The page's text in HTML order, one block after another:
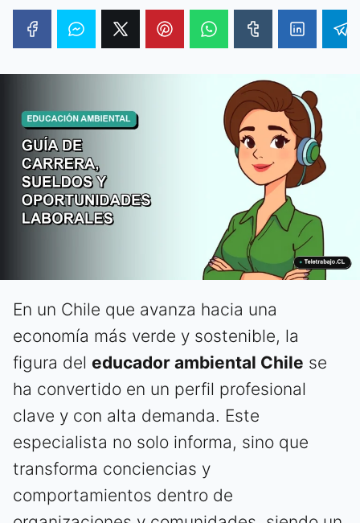
En un Chile que avanza hacia una
economía más verde y sostenible, la
figura del educador ambiental Chile se
ha convertido en un perfil profesional
clave y con alta demanda. Este
especialista no solo informa, sino que
transforma conciencias y
comportamientos dentro de